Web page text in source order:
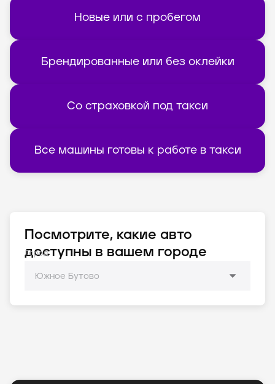
Новые или с пробегом
Брендированные или без оклейки
Со страховкой под такси
Все машины готовы к работе в такси
Посмотрите, какие авто
доступны в вашем городе
Город